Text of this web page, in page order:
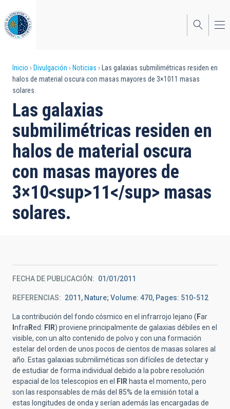
al
contenido
principal
Sobrescribir
enlaces
de
ayuda
a
la
navegación
Inicio Divulgación Noticias
Las galaxias submilimétricas residen en
halos de material oscura con masas mayores de 3×1011 masas
solares.
Las galaxias
submilimétricas residen en
halos de material oscura
con masas mayores de
3×10<sup>11</sup> masas
solares.
FECHA DE PUBLICACIÓN 01/01/2011
REFERENCIAS 2011, Nature; Volume: 470, Pages: 510-512
La contribución del fondo cósmico en el infrarrojo lejano ( Far
nfra Red: FIR) proviene principalmente de galaxias débiles en el
visible, con un alto contenido de polvo y con una formación
estelar del orden de unos pocos de cientos de masas solares al
año. Estas galaxias submiliméticas son difíciles de detectar y
de estudiar de forma individual debido a la pobre resolución
espacial de los telescopios en el
FIR hasta el momento, pero
son las responsables de más del 85% de la emisión total a
estas longitudes de onda y serían además las encargadas de